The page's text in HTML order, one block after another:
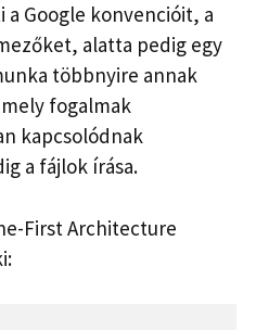
a Google konvencióit, a
alatta pedig egy
többnyire annak
fogalmak
kapcsolódnak
a fájlok írása.
First Architecture